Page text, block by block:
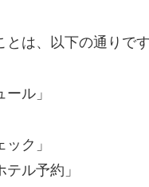
は、以下の通りです
ル」
ク」
テル予約」